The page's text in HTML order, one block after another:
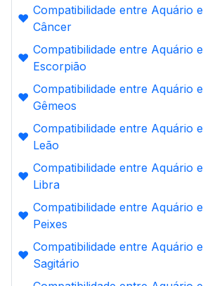
❤️
Compatibilidade entre Aquário e
Câncer
❤️
Compatibilidade entre Aquário e
Escorpião
❤️
Compatibilidade entre Aquário e
Gêmeos
❤️
Compatibilidade entre Aquário e
Leão
❤️
Compatibilidade entre Aquário e
Libra
❤️
Compatibilidade entre Aquário e
Peixes
❤️
Compatibilidade entre Aquário e
Sagitário